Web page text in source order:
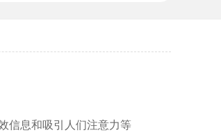
信息和吸引人们注意力等